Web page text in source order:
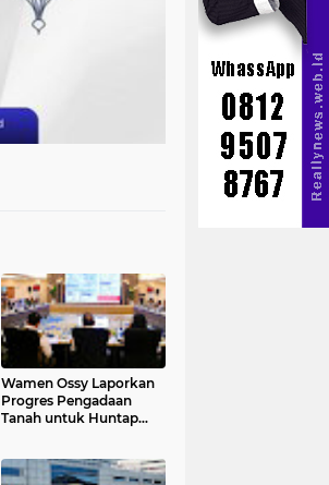
Wamen Ossy Laporkan
Progres Pengadaan
Tanah untuk Huntap
Laki-laki ke Menko PMK